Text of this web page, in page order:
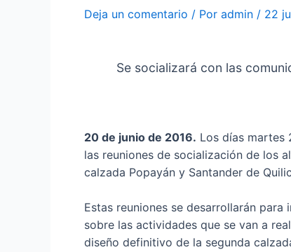
Deja un comentario / Por admin / 22
Se socializará con las
20 de junio de 2016. Los días martes
las reuniones de socialización de los
calzada Popayán y Santander de
Estas reuniones se desarrollarán
sobre las actividades que se van a
diseño definitivo de la segunda